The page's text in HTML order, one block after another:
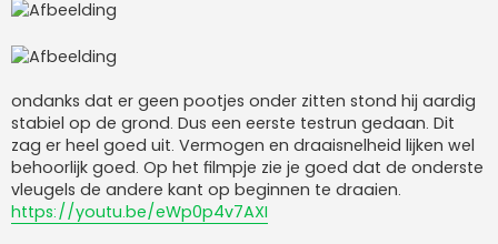
ondanks dat er geen pootjes onder zitten stond hij aardig
stabiel op de grond. Dus een eerste testrun gedaan. Dit
zag er heel goed uit. Vermogen en draaisnelheid lijken wel
behoorlijk goed. Op het filmpje zie je goed dat de onderste
vleugels de andere kant op beginnen te draaien.
https://youtu.be/eWp0p4v7AXI